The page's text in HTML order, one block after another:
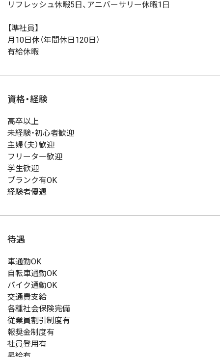
リフレッシュ休暇5日、アニバーサリー休暇1日
【準社員】
月10日休（年間休日120日）
有給休暇
資格・経験
高卒以上
未経験・初心者歓迎
主婦（夫）歓迎
フリーター歓迎
学生歓迎
ブランク有OK
経験者優遇
待遇
車通勤OK
自転車通勤OK
バイク通勤OK
交通費支給
各種社会保険完備
従業員割引制度有
報奨金制度有
社員登用有